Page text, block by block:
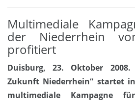
Multimediale
der Niederrhein
profitiert
Duisburg, 23. Oktober
Zukunft Niederrhein“ startet
multimediale Kampagne